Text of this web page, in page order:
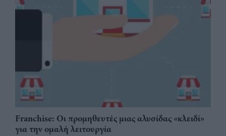
Franchise: Οι προμηθευτές μιας αλυσίδας «κλειδί»
για την ομαλή λειτουργία